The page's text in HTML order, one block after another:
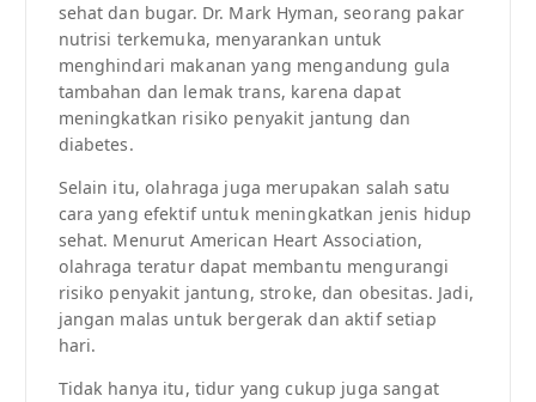
sehat dan bugar. Dr. Mark Hyman, seorang pakar
nutrisi terkemuka, menyarankan untuk
menghindari makanan yang mengandung gula
tambahan dan lemak trans, karena dapat
meningkatkan risiko penyakit jantung dan
diabetes.
Selain itu, olahraga juga merupakan salah satu
cara yang efektif untuk meningkatkan jenis hidup
sehat. Menurut American Heart Association,
olahraga teratur dapat membantu mengurangi
risiko penyakit jantung, stroke, dan obesitas. Jadi,
jangan malas untuk bergerak dan aktif setiap
hari.
Tidak hanya itu, tidur yang cukup juga sangat